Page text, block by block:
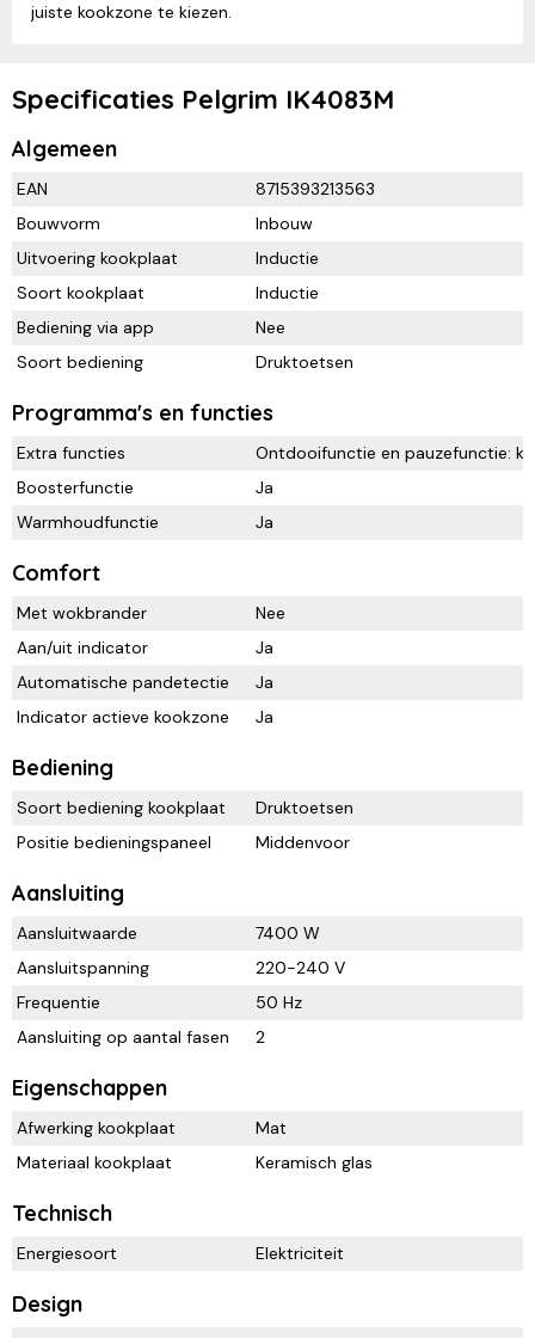
juiste kookzone te kiezen.
Specificaties Pelgrim IK4083M
Algemeen
EAN
8715393213563
Bouwvorm
Inbouw
Uitvoering kookplaat
Inductie
Soort kookplaat
Inductie
Bediening via app
Nee
Soort bediening
Druktoetsen
Programma's en functies
Extra functies
Ontdooifunctie en pauzefunctie:
Boosterfunctie
Ja
Warmhoudfunctie
Ja
Comfort
Met wokbrander
Nee
Aan/uit indicator
Ja
Automatische pandetectie
Ja
Indicator actieve kookzone
Ja
Bediening
Soort bediening kookplaat
Druktoetsen
Positie bedieningspaneel
Middenvoor
Aansluiting
Aansluitwaarde
7400 W
Aansluitspanning
220-240 V
Frequentie
50 Hz
Aansluiting op aantal fasen
2
Eigenschappen
Afwerking kookplaat
Mat
Materiaal kookplaat
Keramisch glas
Technisch
Energiesoort Elektriciteit
Design